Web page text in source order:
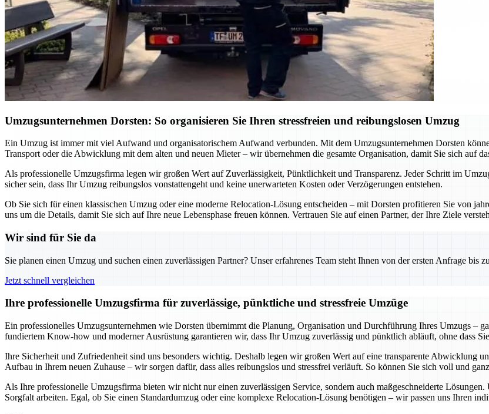
Umzugsunternehmen Dorsten: So organisieren Sie Ihren stressfreien und reibungslosen Umzug
Ein Umzug ist immer mit viel Aufwand und organisatorischem Aufwand verbunden. Mit dem Umzugsunternehmen Dorsten
Transport oder die Abwicklung mit dem alten und neuen Mieter – wir übernehmen die gesamte Organisation, damit Sie sich auf
Als professionelle Umzugsfirma legen wir großen Wert auf Zuverlässigkeit, Pünktlichkeit und Transparenz. Jeder Schritt im
sicher sein, dass Ihr Umzug reibungslos vonstattengeht und keine unerwarteten Kosten oder Verzögerungen entstehen.
Ob Sie sich für einen klassischen Umzug oder eine moderne Relocation-Lösung entscheiden – mit Dorsten profitieren Sie von
uns um die Details, damit Sie sich auf Ihre neue Lebensphase freuen können. Vertrauen Sie auf einen Partner, der Ihre Ziele
Wir sind für Sie da
Sie planen einen Umzug und suchen einen zuverlässigen Partner? Unser erfahrenes Team steht Ihnen von der ersten Anfrage
Jetzt schnell vergleichen
Ihre professionelle Umzugsfirma für zuverlässige, pünktliche und stressfreie Umzüge
Ein professionelles Umzugsunternehmen wie Dorsten übernimmt die Planung, Organisation und Durchführung Ihres Umzugs –
fundiertem Know-how und moderner Ausrüstung garantieren wir, dass Ihr Umzug zuverlässig und pünktlich abläuft, ohne dass
Ihre Sicherheit und Zufriedenheit sind uns besonders wichtig. Deshalb legen wir großen Wert auf eine transparente Abwicklung
Aufbau in Ihrem neuen Zuhause – wir sorgen dafür, dass alles reibungslos und stressfrei verläuft. So können Sie sich voll und
Als Ihre professionelle Umzugsfirma bieten wir nicht nur einen zuverlässigen Service, sondern auch maßgeschneiderte
Sorgfalt arbeiten. Egal, ob Sie einen Standardumzug oder eine komplexe Relocation-Lösung benötigen – wir passen uns Ihren